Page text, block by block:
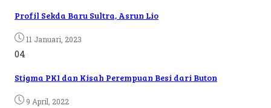
Profil Sekda Baru Sultra, Asrun Lio
11 Januari, 2023
04
Stigma PKI dan Kisah Perempuan Besi dari Buton
9 April, 2022